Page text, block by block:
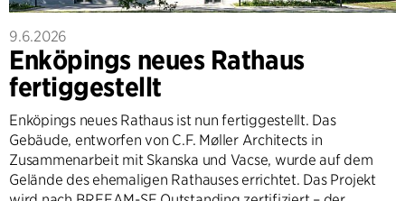
9.6.2026
Enköpings neues Rathaus
fertiggestellt
Enköpings neues Rathaus ist nun fertiggestellt. Das
Gebäude, entworfen von C.F. Møller Architects in
Zusammenarbeit mit Skanska und Vacse, wurde auf dem
Gelände des ehemaligen Rathauses errichtet. Das Projekt